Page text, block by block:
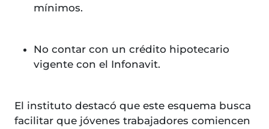
mínimos.
No contar con un crédito hipotecario
vigente con el Infonavit.
El instituto destacó que este esquema busca
facilitar que jóvenes trabajadores comiencen